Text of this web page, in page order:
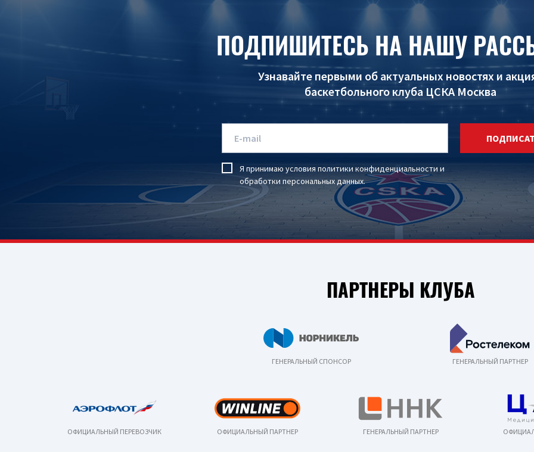
ПОДПИШИТЕСЬ НА НАШУ
Узнавайте первыми об актуальных новостях и
баскетбольного клуба ЦСКА Москва
Я принимаю условия политики конфиденциальности и
обработки персональных данных.
ПАРТНЕРЫ КЛУБА
ГЕНЕРАЛЬНЫЙ СПОНСОР ГЕНЕРАЛЬНЫЙ ПАРТНЕР
ОФИЦИАЛЬНЫЙ ПЕРЕВОЗЧИК ОФИЦИАЛЬНЫЙ ПАРТНЕР ГЕНЕРАЛЬНЫЙ ПАРТНЕР